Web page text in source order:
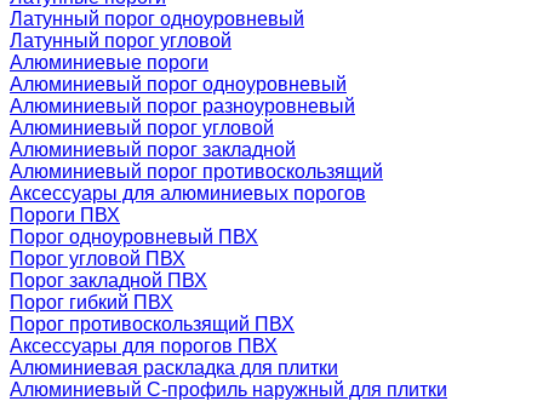
Латунный порог одноуровневый
Латунный порог угловой
Алюминиевые пороги
Алюминиевый порог одноуровневый
Алюминиевый порог разноуровневый
Алюминиевый порог угловой
Алюминиевый порог закладной
Алюминиевый порог противоскользящий
Аксессуары для алюминиевых порогов
Пороги ПВХ
Порог одноуровневый ПВХ
Порог угловой ПВХ
Порог закладной ПВХ
Порог гибкий ПВХ
Порог противоскользящий ПВХ
Аксессуары для порогов ПВХ
Алюминиевая раскладка для плитки
Алюминиевый С-профиль наружный для плитки